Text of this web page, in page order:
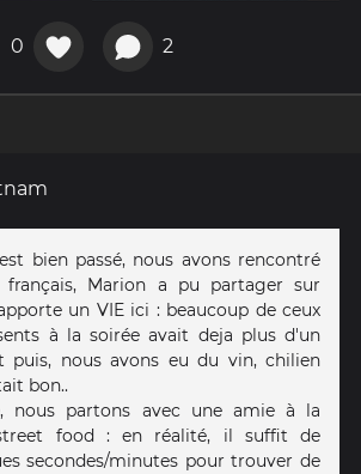
0 2
bien passé, nous avons rencontré
français, Marion a pu partager sur
un VIE ici : beaucoup de ceux
à la soirée avait deja plus d'un
puis, nous avons eu du vin, chilien
bon..
nous partons avec une amie à la
food : en réalité, il suffit de
secondes/minutes pour trouver de